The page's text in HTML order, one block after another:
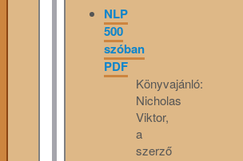
NLP
500
szóban
PDF
Könyvajánló:
Nicholas
Viktor,
a
szerző